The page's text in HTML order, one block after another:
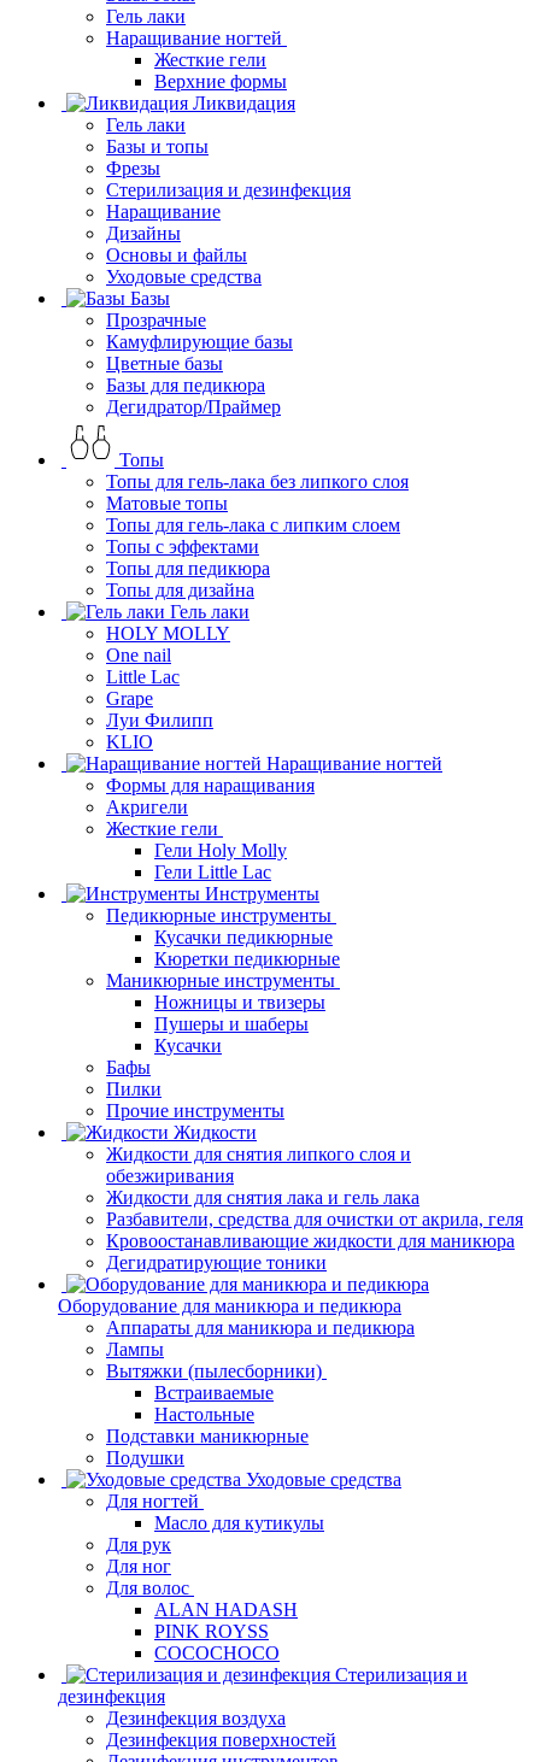
Гель лаки
Наращивание ногтей
Жесткие гели
Верхние формы
Ликвидация
Гель лаки
Базы и топы
Фрезы
Стерилизация и дезинфекция
Наращивание
Дизайны
Основы и файлы
Уходовые средства
Базы
Прозрачные
Камуфлирующие базы
Цветные базы
Базы для педикюра
Дегидратор/Праймер
Топы
Топы для гель-лака без липкого слоя
Матовые топы
Топы для гель-лака с липким слоем
Топы с эффектами
Топы для педикюра
Топы для дизайна
Гель лаки
HOLY MOLLY
One nail
Little Lac
Grape
Луи Филипп
KLIO
Наращивание ногтей
Формы для наращивания
Акригели
Жесткие гели
Гели Holy Molly
Гели Little Lac
Инструменты
Педикюрные инструменты
Кусачки педикюрные
Кюретки педикюрные
Маникюрные инструменты
Ножницы и твизеры
Пушеры и шаберы
Кусачки
Бафы
Пилки
Прочие инструменты
Жидкости
Жидкости для снятия липкого слоя и
обезжиривания
Жидкости для снятия лака и гель лака
Разбавители, средства для очистки от акрила, геля
Кровоостанавливающие жидкости для маникюра
Дегидратирующие тоники
Оборудование для маникюра и педикюра
Аппараты для маникюра и педикюра
Лампы
Вытяжки (пылесборники)
Встраиваемые
Настольные
Подставки маникюрные
Подушки
Уходовые средства
Для ногтей
Масло для кутикулы
Для рук
Для ног
Для волос
ALAN HADASH
PINK ROYSS
COCOCHOCO
Стерилизация и
дезинфекция
Дезинфекция воздуха
Дезинфекция поверхностей